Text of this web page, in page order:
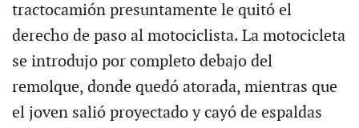
tractocamión presuntamente le quitó el
derecho de paso al motociclista. La motocicleta
se introdujo por completo debajo del
remolque, donde quedó atorada, mientras que
el joven salió proyectado y cayó de espaldas